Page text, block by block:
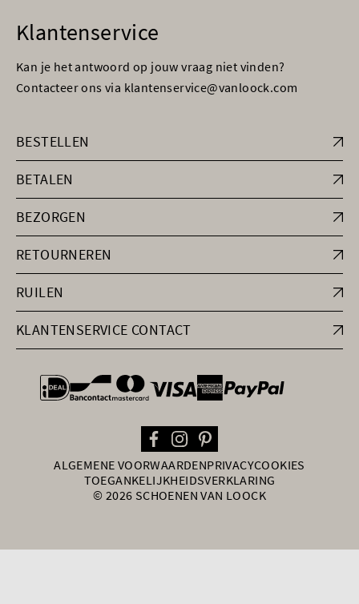
Klantenservice
Kan je het antwoord op jouw vraag niet vinden?
Contacteer ons via klantenservice@vanloock.com
BESTELLEN
BETALEN
BEZORGEN
RETOURNEREN
RUILEN
KLANTENSERVICE CONTACT
general.paymentOptions
ALGEMENE VOORWAARDENPRIVACYCOOKIES
TOEGANKELIJKHEIDSVERKLARING
© 2026 SCHOENEN VAN LOOCK